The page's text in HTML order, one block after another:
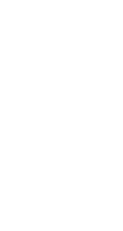
kauppiaat,
kauppiaat:
huomiota
pidetään